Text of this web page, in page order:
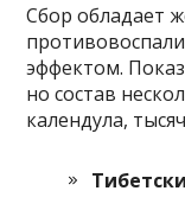
Сбор обладает
эффектом.
но состав
календула,